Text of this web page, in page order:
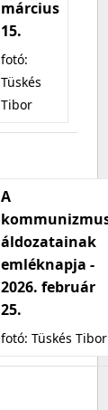
március
15.
fotó:
Tüskés
Tibor
A
áldozatainak
emléknapja -
2026. február
25.
fotó: Tüskés Tibor